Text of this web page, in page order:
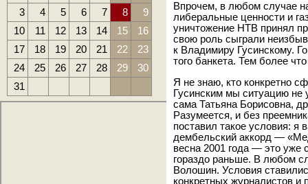
3
4 5 6 7 8
9
10
11 12 13 14 15
16
17
18 19 20 21 22
23
24
25 26 27 28 29
30
31
Впрочем, в любом случае
либеральные ценности и
уничтожение НТВ принял
свою роль сыграли
к Владимиру Гусинскому.
того банкета. Тем более
Я не знаю, кто конкретно
Гусинским мы ситуацию не
сама Татьяна Борисовна,
Разумеется, и без
поставил такое условия: я
дембельский аккорд —
весна 2001 года — это уже
гораздо раньше. В любом
Волошин. Условия
конкретных журналистов и